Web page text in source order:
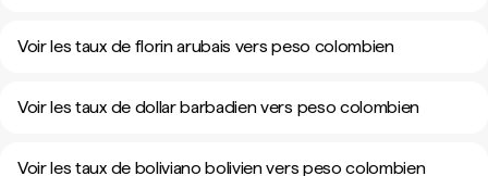
Voir les taux de florin arubais vers peso colombien
Voir les taux de dollar barbadien vers peso colombien
Voir les taux de boliviano bolivien vers peso colombien